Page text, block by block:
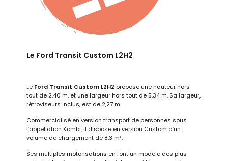
Le Ford Transit Custom L2H2
Le Ford Transit Custom L2H2 propose une hauteur hors
tout de 2,40 m, et une largeur hors tout de 5,34 m. Sa largeur,
rétroviseurs inclus, est de 2,27 m.
Commercialisé en version transport de personnes sous
l’appellation Kombi, il dispose en version Custom d’un
volume de chargement de 8,3 m³.
Ses multiples motorisations en font un modèle des plus